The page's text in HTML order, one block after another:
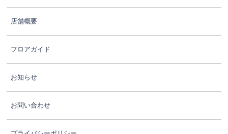
店舗概要
フロアガイド
お知らせ
お問い合わせ